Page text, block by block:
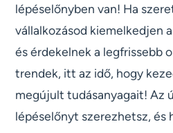
lépéselőnyben van! Ha
vállalkozásod kiemelkedjen
és érdekelnek a legfrissebb
trendek, itt az idő, hogy
megújult tudásanyagait! Az
lépéselőnyt szerezhetsz, és